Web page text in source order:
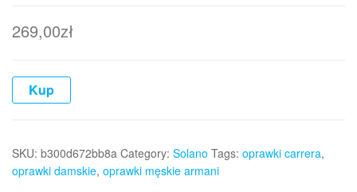
269,00zł
Kup
SKU: b300d672bb8a Category: Solano Tags: oprawki carrera,
oprawki damskie, oprawki męskie armani